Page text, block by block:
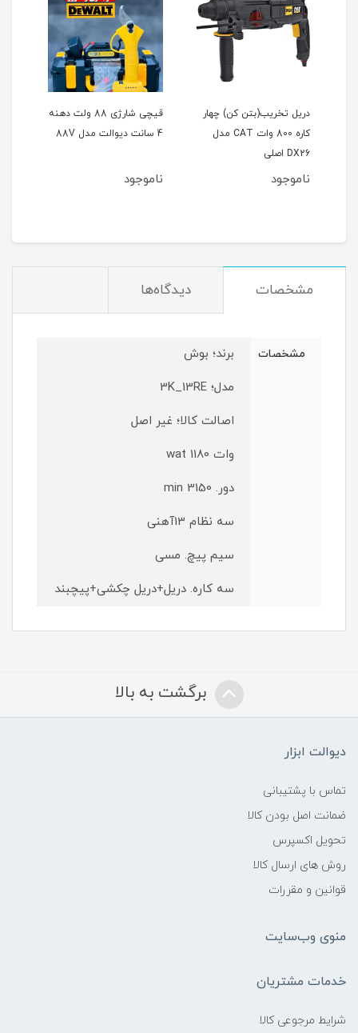
دریل تخریب(بتن کن) چهار
کاره 800 وات CAT مدل
DX26 اصلی
ناموجود
قیچی شارژی 88 ولت دهنه
4 سانت دیوالت مدل 88V
ناموجود
مشخصات دیدگاه‌ها
مشخصات
برند؛ بوش
مدل؛ 3K_13RE
اصالت کالا؛ غیر اصل
وات 1180 wat
دور. 3150 min
سه نظام 13آهنی
سیم پیچ. مسی
سه کاره. دریل+دریل چکشی+پیچبند
برگشت به بالا
دیوالت ابزار
تماس با پشتیبانی
ضمانت اصل بودن کالا
تحویل اکسپرس
روش های ارسال کالا
قوانین و مقررات
منوی وب‌سایت
خدمات مشتریان
شرایط مرجوعی کالا